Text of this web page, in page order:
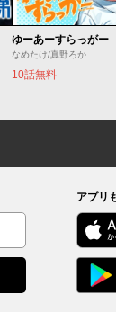
ゆーあーすらっがー
なめたけ/真野ろか
10話無料
アプリ